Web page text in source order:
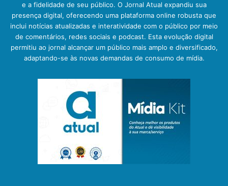
e a fidelidade de seu público. O Jornal Atual expandiu sua
presença digital, oferecendo uma plataforma online robusta que
inclui notícias atualizadas e interatividade com o público por meio
de comentários, redes sociais e podcast. Esta evolução digital
permitiu ao jornal alcançar um público mais amplo e diversificado,
adaptando-se às novas demandas de consumo de mídia.